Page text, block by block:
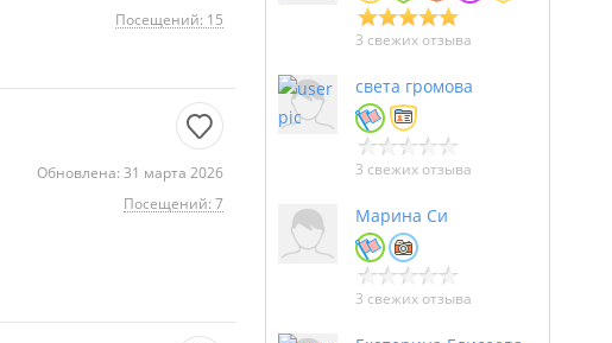
Посещений: 15
Обновлена: 31 марта 2026
Посещений: 7
3 свежих отзыва
света громова
3 свежих отзыва
Марина Си
3 свежих отзыва